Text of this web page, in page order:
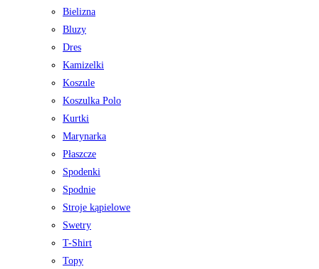
Bielizna
Bluzy
Dres
Kamizelki
Koszule
Koszulka Polo
Kurtki
Marynarka
Płaszcze
Spodenki
Spodnie
Stroje kąpielowe
Swetry
T-Shirt
Topy